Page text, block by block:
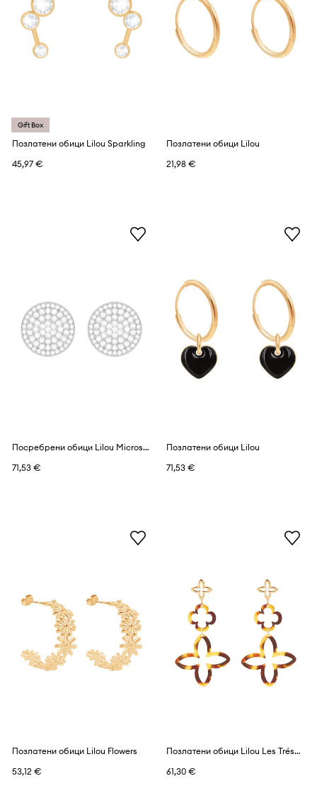
Gift Box
Позлатени обици Lilou Sparkling
45,97 €
Позлатени обици Lilou
21,98 €
Посребрени обици Lilou Microsetting
71,53 €
Позлатени обици Lilou
71,53 €
Позлатени обици Lilou Flowers
53,12 €
Позлатени обици Lilou Les Trésors
61,30 €